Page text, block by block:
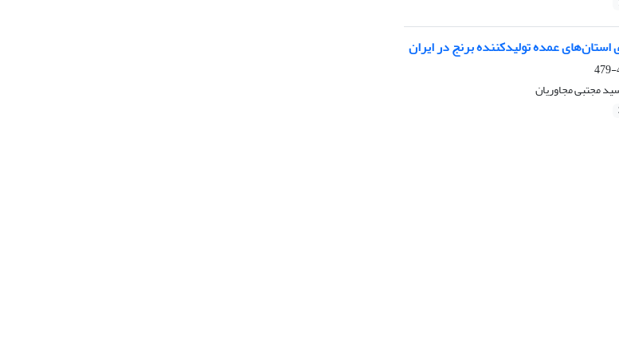
عمده تولیدکننده برنج در ایران
مجتبی مجاوریان